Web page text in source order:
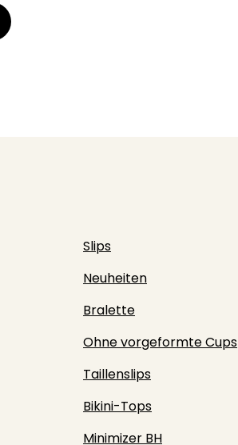
Slips
Neuheiten
Bralette
Ohne vorgeformte Cups
Taillenslips
Bikini-Tops
Minimizer BH